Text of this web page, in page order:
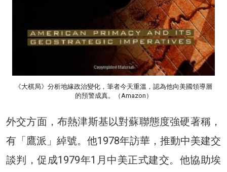
《大棋局》分析地緣政治變化，筆者今天重溫，認為他向美國領導層
的預警成真。（Amazon）
外交方面，布熱津斯基以對蘇聯態度強硬著稱，
有「鷹派」綽號。他1978年訪華，推動中美建交
談判，促成1979年1月中美正式建交。他協助埃